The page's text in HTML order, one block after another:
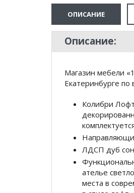
ОПИСАНИЕ
Описание:
Магазин мебели
Екатеринбурге
Колибри
ЛДСП дуб
ателье
места в